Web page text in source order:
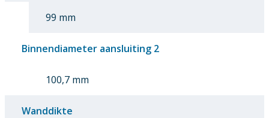
99 mm
Binnendiameter aansluiting 2
100,7 mm
Wanddikte